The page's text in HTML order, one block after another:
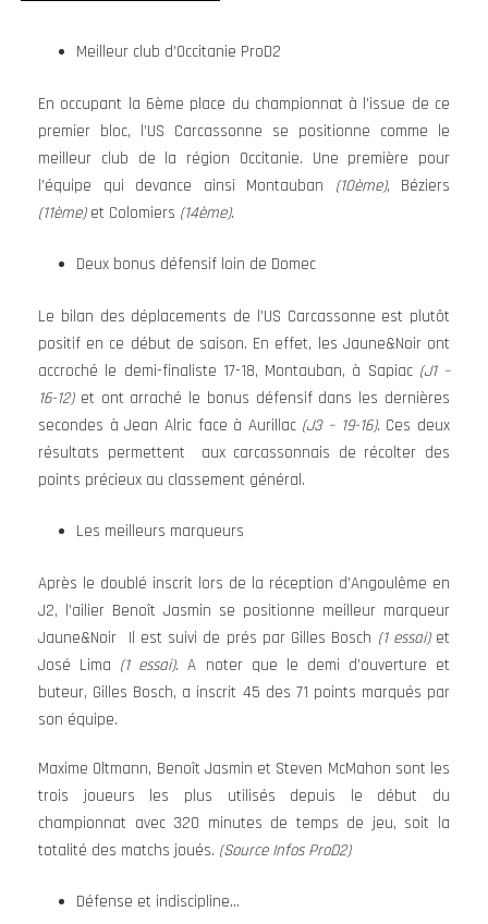
Meilleur club d’Occitanie ProD2
En occupant la 6ème place du championnat à l’issue de ce
premier bloc, l’US Carcassonne se positionne comme le
meilleur club de la région Occitanie. Une première pour
l’équipe qui devance ainsi Montauban (10ème), Béziers
(11ème)et Colomiers (14ème).
Deux bonus défensif loin de Domec
Le bilan des déplacements de l’US Carcassonne est plutôt
positif en ce début de saison. En effet, les Jaune&Noir ont
accroché le demi-finaliste 17-18, Montauban, à Sapiac (J1 –
16-12) et ont arraché le bonus défensif dans les dernières
secondes à Jean Alric face à Aurillac (J3 – 19-16). Ces deux
résultats permettent aux carcassonnais de récolter des
points précieux au classement général.
Les meilleurs marqueurs
Après le doublé inscrit lors de la réception d’Angoulême en
J2, l’ailier Benoît Jasmin se positionne meilleur marqueur
Jaune&Noir Il est suivi de prés par Gilles Bosch (1 essai)et
José Lima (1 essai). A noter que le demi d’ouverture et
buteur, Gilles Bosch, a inscrit 45 des 71 points marqués par
son équipe.
Maxime Oltmann, Benoît Jasmin et Steven McMahon sont les
trois joueurs les plus utilisés depuis le début du
championnat avec 320 minutes de temps de jeu, soit la
totalité des matchs joués. (Source Infos ProD2)
Défense et indiscipline…